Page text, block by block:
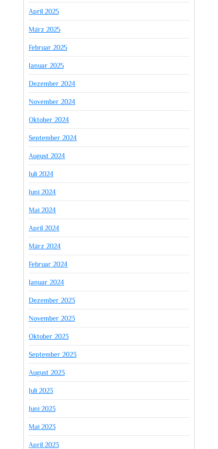
April 2025
März 2025
Februar 2025
Januar 2025
Dezember 2024
November 2024
Oktober 2024
September 2024
August 2024
Juli 2024
Juni 2024
Mai 2024
April 2024
März 2024
Februar 2024
Januar 2024
Dezember 2023
November 2023
Oktober 2023
September 2023
August 2023
Juli 2023
Juni 2023
Mai 2023
April 2023